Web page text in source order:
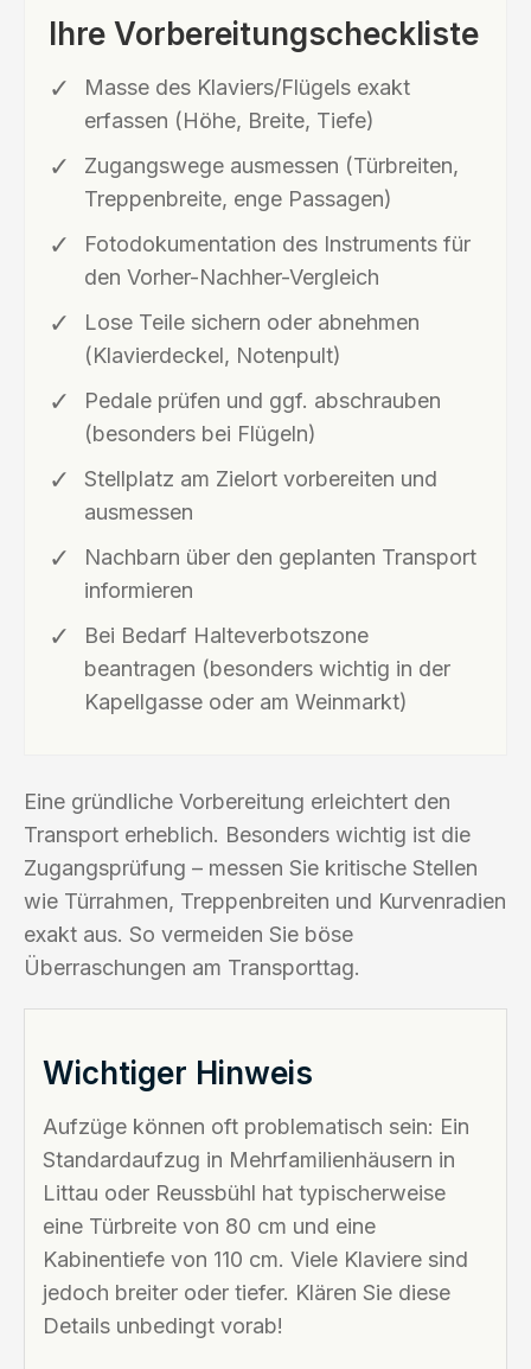
Ihre Vorbereitungscheckliste
Masse des Klaviers/Flügels exakt
erfassen (Höhe, Breite, Tiefe)
Zugangswege ausmessen (Türbreiten,
Treppenbreite, enge Passagen)
Fotodokumentation des Instruments für
den Vorher-Nachher-Vergleich
Lose Teile sichern oder abnehmen
(Klavierdeckel, Notenpult)
Pedale prüfen und ggf. abschrauben
(besonders bei Flügeln)
Stellplatz am Zielort vorbereiten und
ausmessen
Nachbarn über den geplanten Transport
informieren
Bei Bedarf Halteverbotszone
beantragen (besonders wichtig in der
Kapellgasse oder am Weinmarkt)
Eine gründliche Vorbereitung erleichtert den
Transport erheblich. Besonders wichtig ist die
Zugangsprüfung – messen Sie kritische Stellen
wie Türrahmen, Treppenbreiten und Kurvenradien
exakt aus. So vermeiden Sie böse
Überraschungen am Transporttag.
Wichtiger Hinweis
Aufzüge können oft problematisch sein: Ein
Standardaufzug in Mehrfamilienhäusern in
Littau oder Reussbühl hat typischerweise
eine Türbreite von 80 cm und eine
Kabinentiefe von 110 cm. Viele Klaviere sind
jedoch breiter oder tiefer. Klären Sie diese
Details unbedingt vorab!